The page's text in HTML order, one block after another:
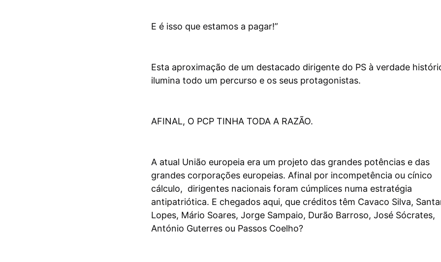
E é isso que estamos a pagar!”
Esta aproximação de um destacado dirigente do PS à verdade
ilumina todo um percurso e os seus protagonistas.
AFINAL, O PCP TINHA TODA A RAZÃO.
A atual União europeia era um projeto das grandes potências e das
grandes corporações europeias. Afinal por incompetência ou cínico
cálculo, dirigentes nacionais foram cúmplices numa estratégia
antipatriótica. E chegados aqui, que créditos têm Cavaco Silva,
Lopes, Mário Soares, Jorge Sampaio, Durão Barroso, José Sócrates,
António Guterres ou Passos Coelho?